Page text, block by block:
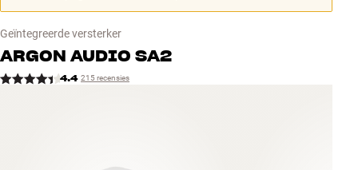
Tv
Systeem
Kabels
Geïntegreerde versterker
ARGON AUDIO SA2
4.4 215 recensies